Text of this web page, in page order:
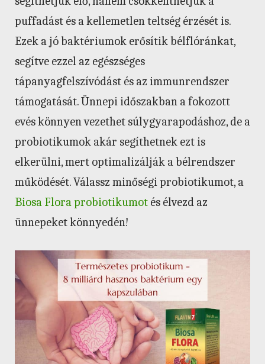
puffadást és a kellemetlen teltség érzését is.
Ezek a jó baktériumok erősítik bélflóránkat,
segítve ezzel az egészséges
tápanyagfelszívódást és az immunrendszer
támogatását. Ünnepi időszakban a fokozott
evés könnyen vezethet súlygyarapodáshoz, de a
probiotikumok akár segíthetnek ezt is
elkerülni, mert optimalizálják a bélrendszer
működését. Válassz minőségi probiotikumot, a
Biosa Flora probiotikumot és élvezd az
ünnepeket könnyedén!